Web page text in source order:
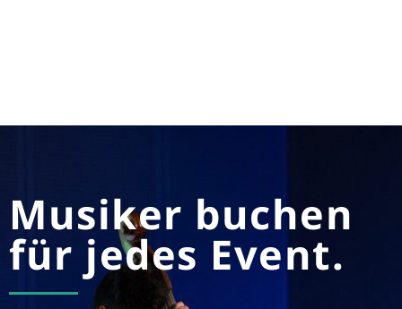
Musiker buchen
für jedes Event.